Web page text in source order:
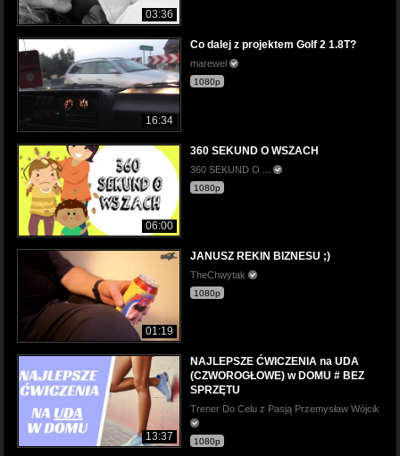
03:36
16:34
Co dalej z projektem Golf 2 1.8T?
marewel
1080p
06:00
360 SEKUND O WSZACH
360 SEKUND O ...
1080p
01:19
JANUSZ REKIN BIZNESU ;)
TheChwytak
1080p
13:37
NAJLEPSZE ĆWICZENIA na UDA
(CZWOROGŁOWE) w DOMU # BEZ
SPRZĘTU
Trener Do Celu z Pasją Przemysław Wójcik
1080p